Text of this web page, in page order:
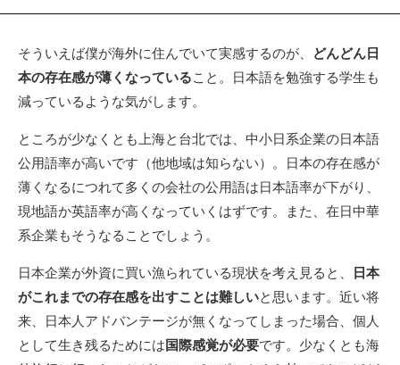
そういえば僕が海外に住んでいて実感するのが、
どんどん日
本の存在感が薄くなっていること。日本語を勉強する学生も
減っているような気がします。
ところが少なくとも上海と台北では、中小日系企業の日本語
公用語率が高いです（他地域は知らない）。日本の存在感が
薄くなるにつれて多くの会社の公用語は日本語率が下がり、
現地語か英語率が高くなっていくはずです。また、在日中華
系企業もそうなることでしょう。
日本企業が外資に買い漁られている現状を考え見ると、
日本
がこれまでの存在感を出すことは難しいと思います。近い将
来、日本人アドバンテージが無くなってしまった場合、個人
として生き残るためには国際感覚が必要です。少なくとも海